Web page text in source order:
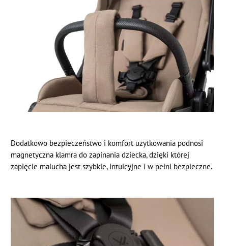
Dodatkowo bezpieczeństwo i komfort użytkowania podnosi
magnetyczna klamra do zapinania dziecka, dzięki której
zapięcie malucha jest szybkie, intuicyjne i w pełni bezpieczne.